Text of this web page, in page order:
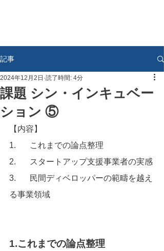
記事
課題 シン・インキュベー
ション ⑤
2024年12月2日 読了時間: 4分
【内容】
1.	これまでの論点整理
2.	スタートアップ支援事業者の実感
3.	民間ディベロッパーの範疇を越え
る事業領域
1.これまでの論点整理